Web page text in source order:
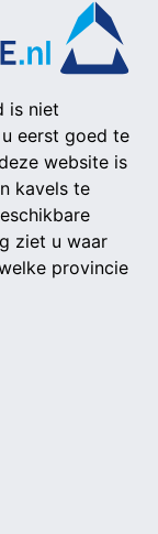
is niet
eerst goed te
website is
kavels te
ziet u waar
provincie